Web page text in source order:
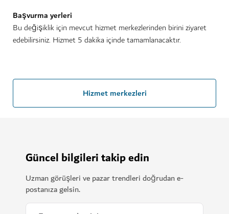
Başvurma yerleri
Bu değişiklik için mevcut hizmet merkezlerinden birini ziyaret
edebilirsiniz. Hizmet 5 dakika içinde tamamlanacaktır.
Hizmet merkezleri
Güncel bilgileri takip edin
Uzman görüşleri ve pazar trendleri doğrudan e-
postanıza gelsin.